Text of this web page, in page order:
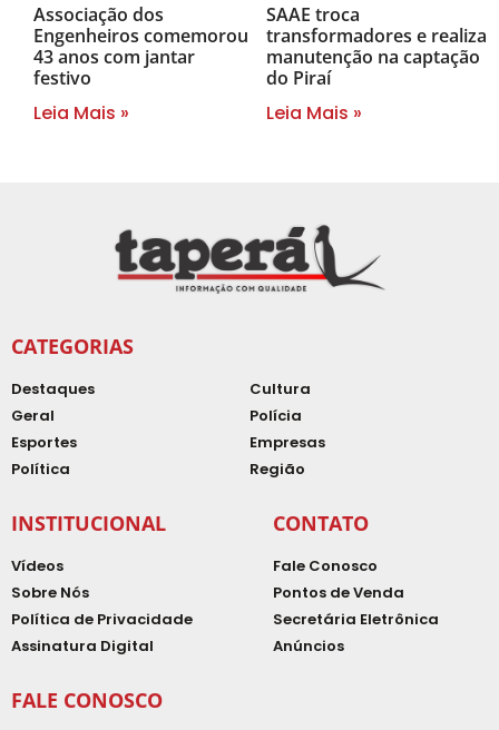
Associação dos
Engenheiros comemorou
43 anos com jantar
festivo
Leia Mais »
SAAE troca
transformadores e realiza
manutenção na captação
do Piraí
Leia Mais »
CATEGORIAS
Destaques
Geral
Esportes
Política
Cultura
Polícia
Empresas
Região
INSTITUCIONAL
Vídeos
Sobre Nós
Política de Privacidade
Assinatura Digital
CONTATO
Fale Conosco
Pontos de Venda
Secretária Eletrônica
Anúncios
FALE CONOSCO